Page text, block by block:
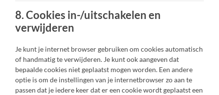
8. Cookies in-/uitschakelen en
verwijderen
Je kunt je internet browser gebruiken om cookies automatisch
of handmatig te verwijderen. Je kunt ook aangeven dat
bepaalde cookies niet geplaatst mogen worden. Een andere
optie is om de instellingen van je internetbrowser zo aan te
passen dat je iedere keer dat er een cookie wordt geplaatst een